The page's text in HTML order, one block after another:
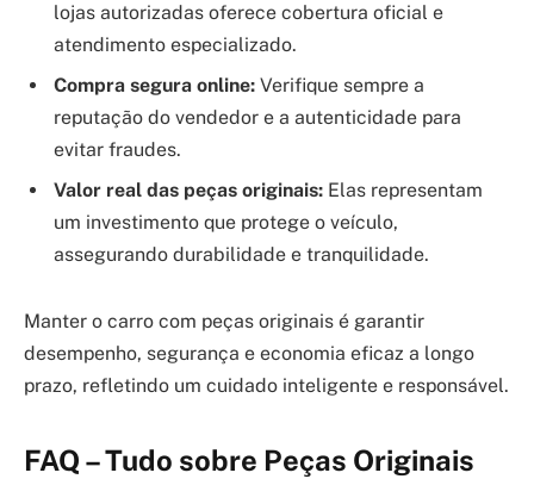
lojas autorizadas oferece cobertura oficial e
atendimento especializado.
Compra segura online: Verifique sempre a
reputação do vendedor e a autenticidade para
evitar fraudes.
Valor real das peças originais: Elas representam
um investimento que protege o veículo,
assegurando durabilidade e tranquilidade.
Manter o carro com peças originais é garantir
desempenho, segurança e economia eficaz a longo
prazo, refletindo um cuidado inteligente e responsável.
FAQ – Tudo sobre Peças Originais